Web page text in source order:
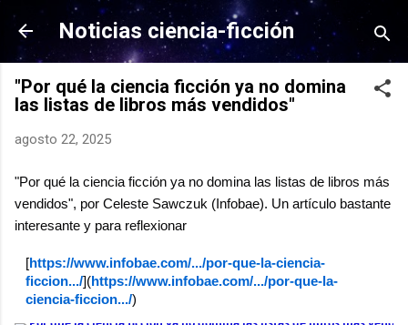
Ir al contenido principal
Noticias ciencia-ficción
"Por qué la ciencia ficción ya no domina
las listas de libros más vendidos"
agosto 22, 2025
"Por qué la ciencia ficción ya no domina las listas de libros más
vendidos", por Celeste Sawczuk (Infobae). Un artículo bastante
interesante y para reflexionar
[https://www.infobae.com/.../por-que-la-ciencia-
ficcion.../](https://www.infobae.com/.../por-que-la-
ciencia-ficcion.../)